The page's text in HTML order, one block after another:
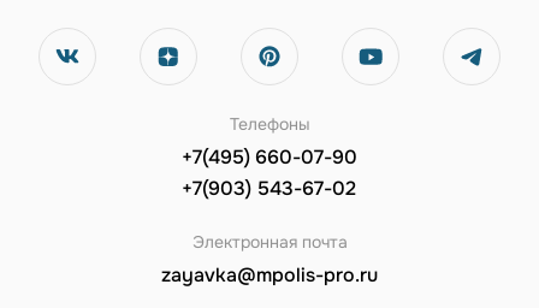
Телефоны
+7(495) 660-07-90
+7(903) 543-67-02
Электронная почта
zayavka@mpolis-pro.ru